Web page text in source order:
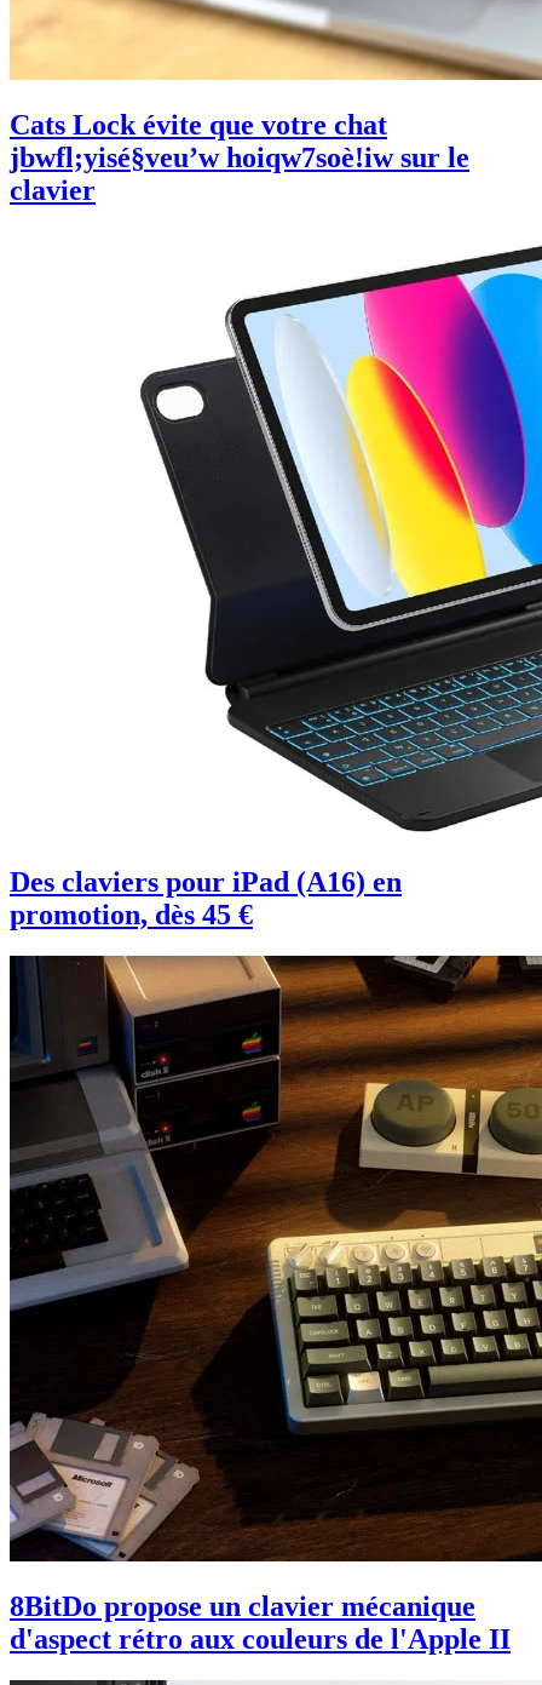
Cats Lock évite que votre chat
jbwfl;yisé§veu’w hoiqw7soè!iw sur le
clavier
Des claviers pour iPad (A16) en
promotion, dès 45 €
8BitDo propose un clavier mécanique
d'aspect rétro aux couleurs de l'Apple II